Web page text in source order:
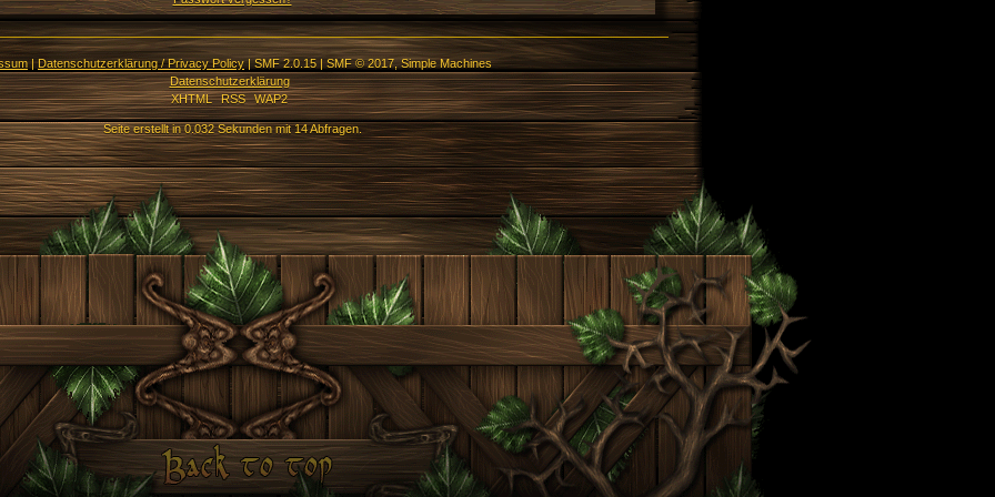
|Datenschutzerklärung / Privacy Policy|SMF 2.0.15 | SMF © 2017,Simple Machines
Datenschutzerklärung
XHTML
RSS WAP2
Seite erstellt in 0.032 Sekunden mit 14 Abfragen.